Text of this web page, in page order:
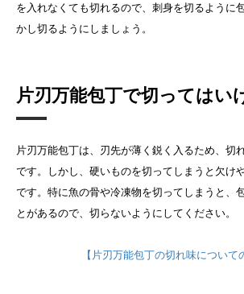
を入れなくても切れるので、刺身を切るように
かし切るようにしましょう。
片刃万能包丁で切ってはい
片刃万能包丁は、刃先が薄く鋭く入るため、切
です。しかし、硬いものを切ってしまうと欠け
です。特に魚の骨や冷凍物を切ってしまうと、
とがあるので、切らないようにしてください。
【片刃万能包丁の切れ味について